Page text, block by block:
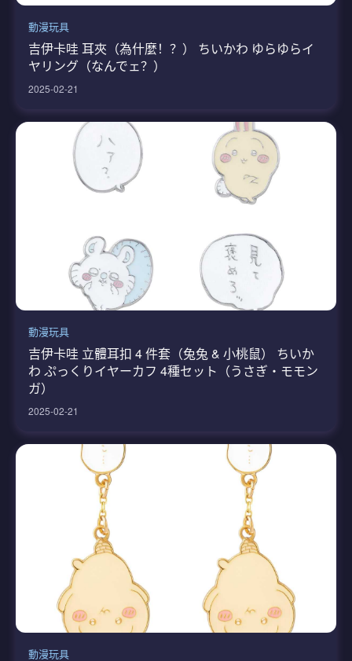
動漫玩具
吉伊卡哇 耳夾（為什麼！？） ちいかわ ゆらゆらイ
ヤリング（なんでェ？）
2025-02-21
動漫玩具
吉伊卡哇 立體耳扣 4 件套（兔兔 & 小桃鼠） ちいか
わ ぷっくりイヤーカフ 4種セット（うさぎ・モモン
ガ）
2025-02-21
動漫玩具